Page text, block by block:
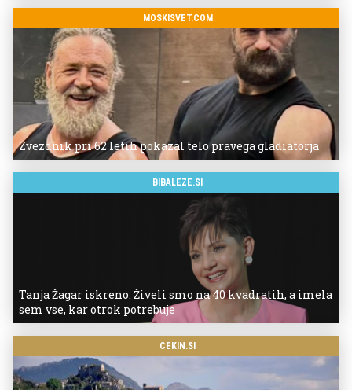
MOSKISVET.COM
Zvezdnik pri 62 letih pokazal telo pravega gladiatorja
BIBALEZE.SI
Tanja Žagar iskreno: Živeli smo na 40 kvadratih, a imela
sem vse, kar otrok potrebuje
CEKIN.SI